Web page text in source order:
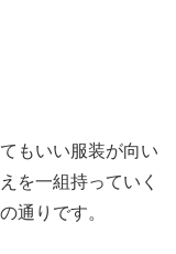
もいい服装が向い
を一組持っていく
通りです。